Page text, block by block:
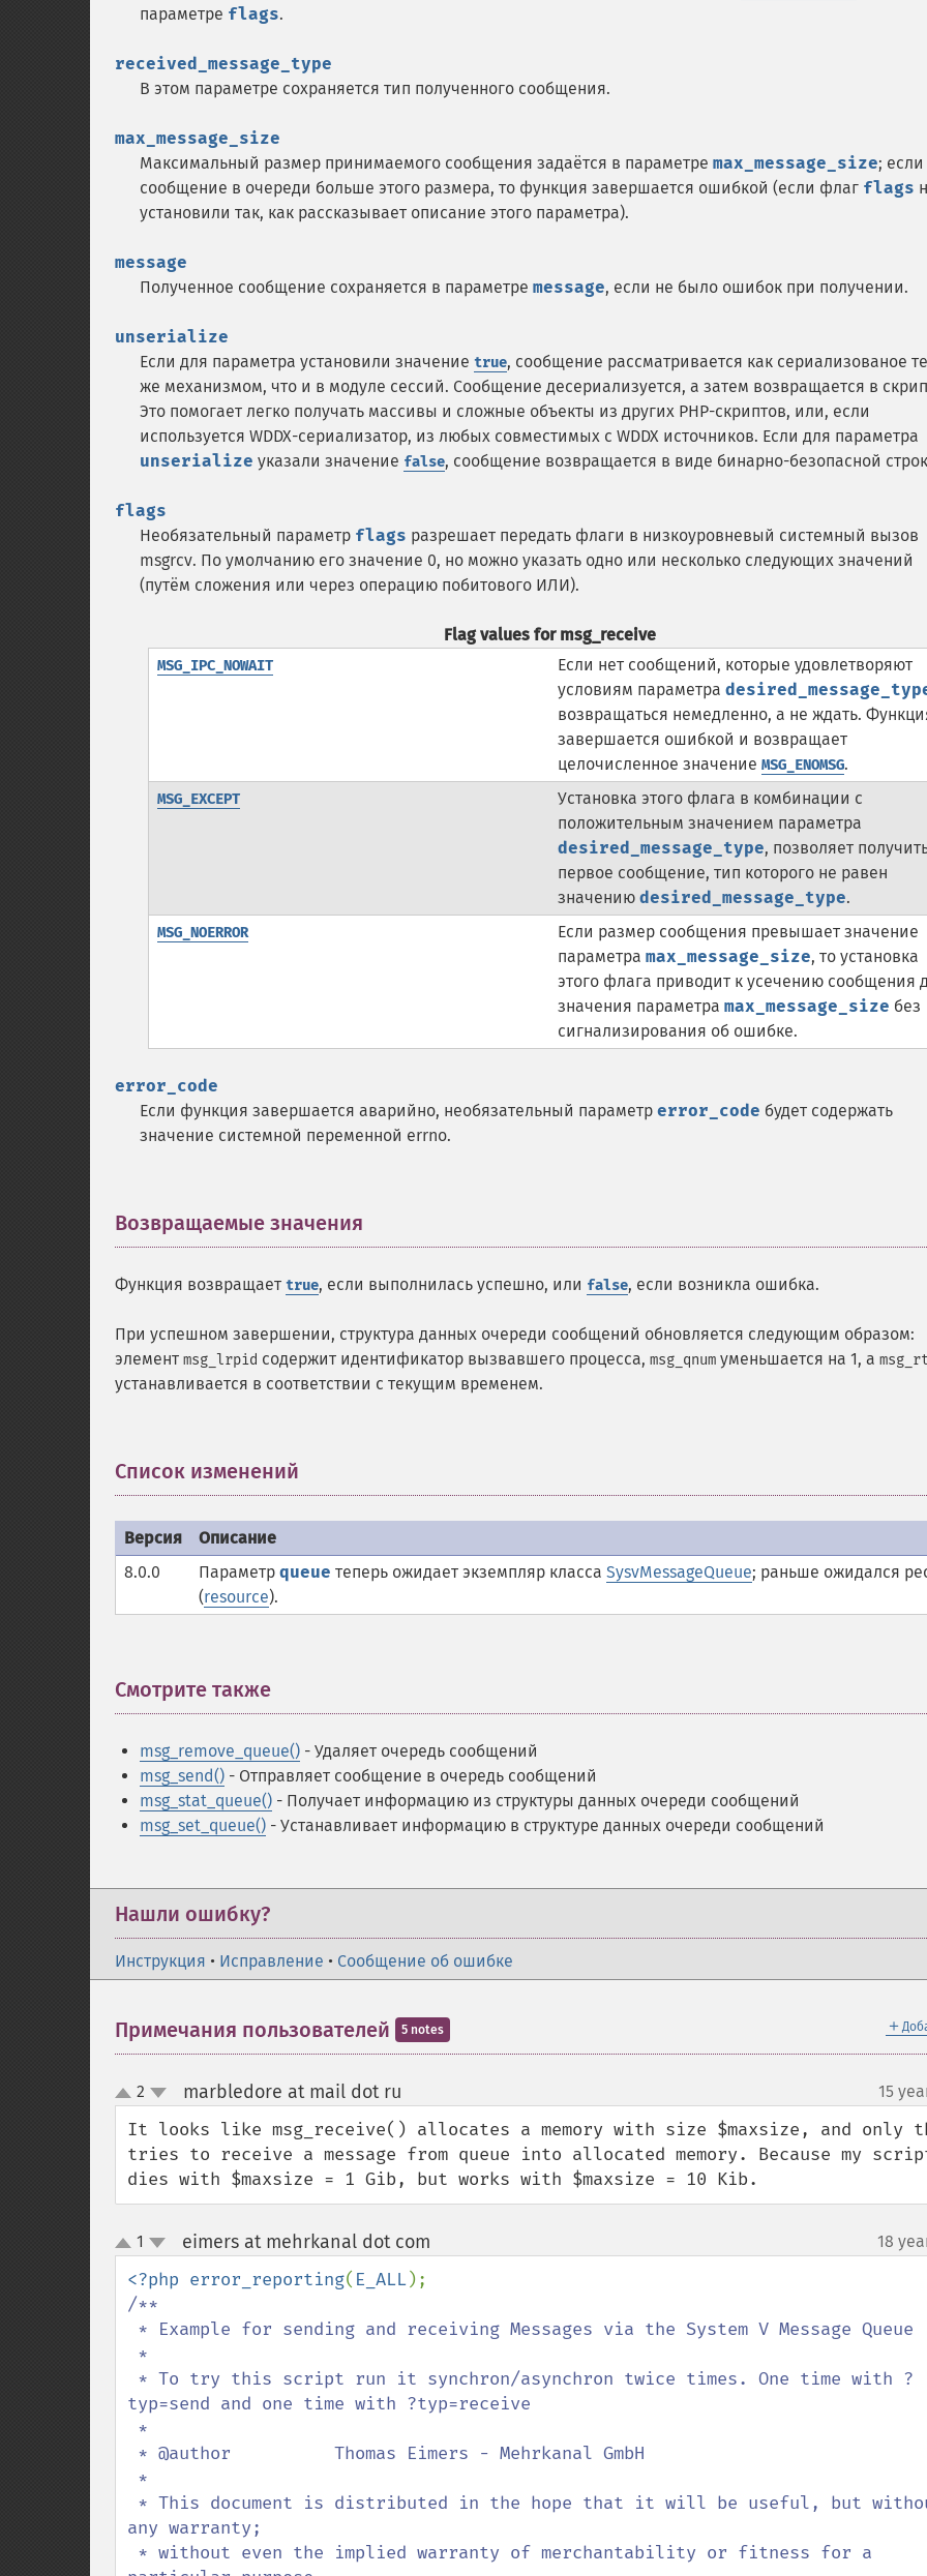
параметре flags.
received_message_type
В этом параметре сохраняется тип полученного сообщения.
max_message_size
Максимальный размер принимаемого сообщения задаётся в параметре max_message_size; если
сообщение в очереди больше этого размера, то функция завершается ошибкой (если флаг flags
установили так, как рассказывает описание этого параметра).
message
Полученное сообщение сохраняется в параметре message, если не было ошибок при получении.
unserialize
Если для параметра установили значение true, сообщение рассматривается как сериализованое
же механизмом, что и в модуле сессий. Сообщение десериализуется, а затем возвращается в
Это помогает легко получать массивы и сложные объекты из других PHP-скриптов, или, если
используется WDDX-сериализатор, из любых совместимых с WDDX источников. Если для параметра
unserialize указали значение false, сообщение возвращается в виде бинарно-безопасной
flags
Необязательный параметр flags разрешает передать флаги в низкоуровневый системный вызов
msgrcv. По умолчанию его значение 0, но можно указать одно или несколько следующих значений
(путём сложения или через операцию побитового ИЛИ).
Flag values for msg_receive
MSG_IPC_NOWAIT
Если нет сообщений, которые удовлетворяют
условиям параметра
возвращаться немедленно, а не ждать.
завершается ошибкой и возвращает
целочисленное значение MSG_ENOMSG.
MSG_EXCEPT
Установка этого флага в комбинации с
положительным значением параметра
desired_message_type, позволяет
первое сообщение, тип которого не равен
значению desired_message_type.
MSG_NOERROR
Если размер сообщения превышает значение
параметра max_message_size, то установка
этого флага приводит к усечению сообщения
значения параметра max_message_size без
сигнализирования об ошибке.
error_code
Если функция завершается аварийно, необязательный параметр error_code будет содержать
значение системной переменной errno.
Возвращаемые значения
Функция возвращает true, если выполнилась успешно, или false, если возникла ошибка.
При успешном завершении, структура данных очереди сообщений обновляется следующим образом:
элемент msg_lrpid содержит идентификатор вызвавшего процесса, msg_qnum уменьшается на 1, а
устанавливается в соответствии с текущим временем.
Список изменений
Версия
Описание
8.0.0
Параметр queue теперь ожидает экземпляр класса SysvMessageQueue; раньше ожидался
(resource).
Смотрите также
msg_remove_queue() - Удаляет очередь сообщений
msg_send() - Отправляет сообщение в очередь сообщений
msg_stat_queue() - Получает информацию из структуры данных очереди сообщений
msg_set_queue() - Устанавливает информацию в структуре данных очереди сообщений
Нашли ошибку?
Инструкция • Исправление • Сообщение об ошибке
＋
Примечания пользователей 5 notes
up
down
2 marbledore at mail dot ru 15
It looks like msg_receive() allocates a memory with size $maxsize, and only
tries to receive a message from queue into allocated memory. Because my
dies with $maxsize = 1 Gib, but works with $maxsize = 10 Kib.
up
down
1 eimers at mehrkanal dot com 18
<?php error_reporting( E_ALL
/**
typ=send and one time with ?typ=receive
any warranty;